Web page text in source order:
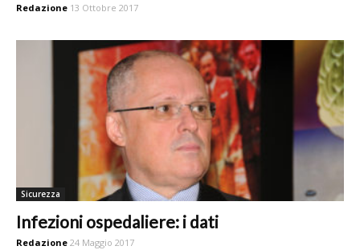
Redazione 13 Ottobre 2017
Sicurezza
Infezioni ospedaliere: i dati
Redazione 24 Maggio 2017